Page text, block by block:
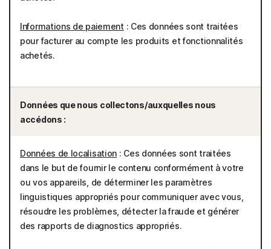
Informations de paiement : Ces données sont traitées
pour facturer au compte les produits et fonctionnalités
achetés.
Données que nous collectons/auxquelles nous
accédons :
Données de localisation : Ces données sont traitées
dans le but de fournir le contenu conformément à votre
ou vos appareils, de déterminer les paramètres
linguistiques appropriés pour communiquer avec vous,
résoudre les problèmes, détecter la fraude et générer
des rapports de diagnostics appropriés.